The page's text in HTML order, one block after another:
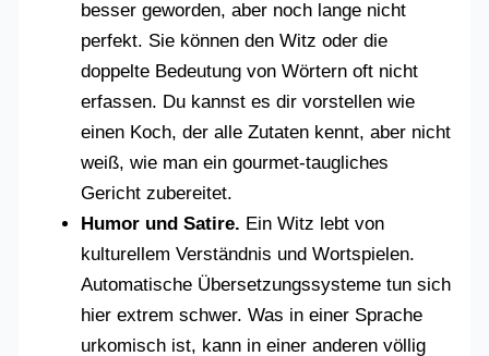
besser geworden, aber noch lange nicht
perfekt. Sie können den Witz oder die
doppelte Bedeutung von Wörtern oft nicht
erfassen. Du kannst es dir vorstellen wie
einen Koch, der alle Zutaten kennt, aber nicht
weiß, wie man ein gourmet-taugliches
Gericht zubereitet.
Humor und Satire. Ein Witz lebt von
kulturellem Verständnis und Wortspielen.
Automatische Übersetzungssysteme tun sich
hier extrem schwer. Was in einer Sprache
urkomisch ist, kann in einer anderen völlig